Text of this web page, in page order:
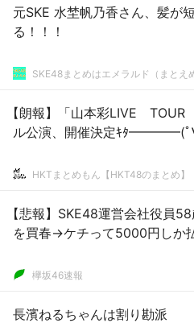
元SKE 水埜帆乃香さん、髪が
る！！！
SKE48まとめはエメラルド（まとえ
【朗報】「山本彩LIVE
ル公演、開催決定ｷﾀ
HKTまとめもん【HKT48のまとめ】
【悲報】SKE48運営会社役員
を買春→ケチって5000円しか
欅坂46速報
長濱ねるちゃんは割り勘派